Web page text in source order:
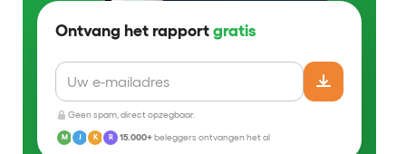
Ontvang het rapport gratis
Geen spam, direct opzegbaar.
M J K R 15.000+beleggers ontvangen het al